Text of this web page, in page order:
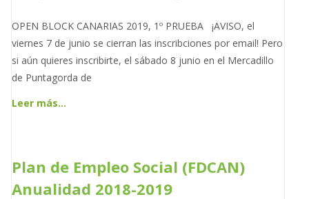
OPEN BLOCK CANARIAS 2019, 1º PRUEBA ¡AVISO, el
viernes 7 de junio se cierran las inscribciones por email! Pero
si aún quieres inscribirte, el sábado 8 junio en el Mercadillo
de Puntagorda de
Leer más…
Plan de Empleo Social (FDCAN)
Anualidad 2018-2019